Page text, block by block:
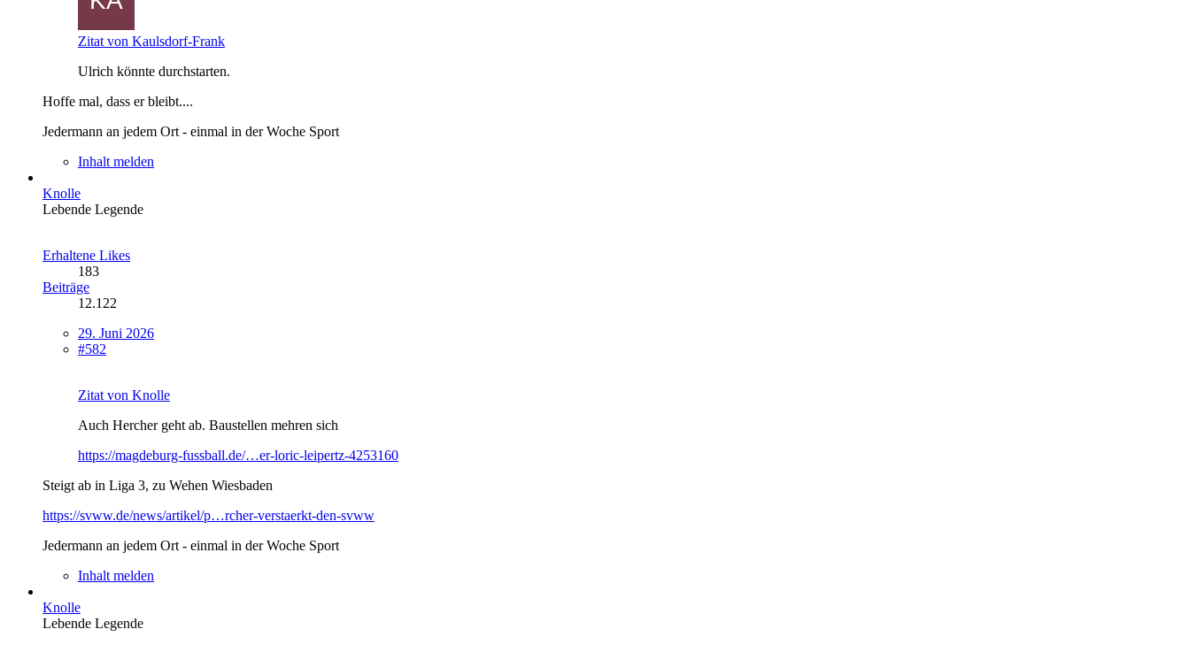
Zitat von Kaulsdorf-Frank
Ulrich könnte durchstarten.
Hoffe mal, dass er bleibt....
Jedermann an jedem Ort - einmal in der Woche Sport
Inhalt melden
Knolle
Lebende Legende
Erhaltene Likes
183
Beiträge
12.122
29. Juni 2026
#582
Zitat von Knolle
Auch Hercher geht ab. Baustellen mehren sich
https://magdeburg-fussball.de/…er-loric-leipertz-4253160
Steigt ab in Liga 3, zu Wehen Wiesbaden
https://svww.de/news/artikel/p…rcher-verstaerkt-den-svww
Jedermann an jedem Ort - einmal in der Woche Sport
Inhalt melden
Knolle
Lebende Legende